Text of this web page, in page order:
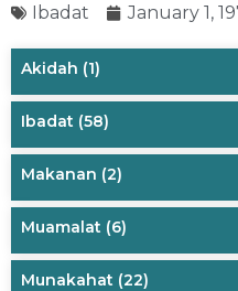
Ibadat January 1,
Akidah (1)
Ibadat (58)
Makanan (2)
Muamalat (6)
Munakahat (22)